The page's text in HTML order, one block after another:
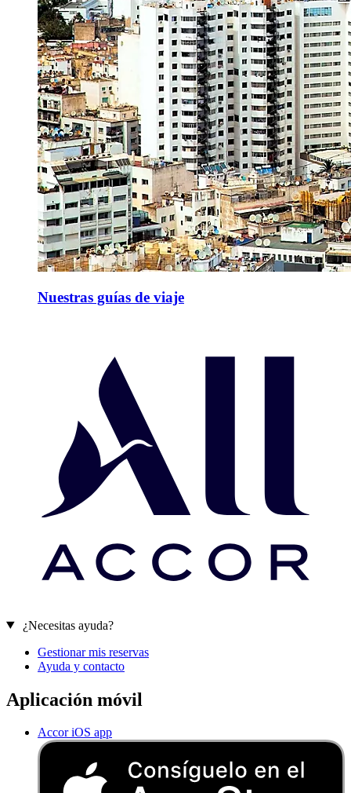
Nuestras guías de viaje
¿Necesitas ayuda?
Gestionar mis reservas
Ayuda y contacto
Aplicación móvil
Accor iOS app